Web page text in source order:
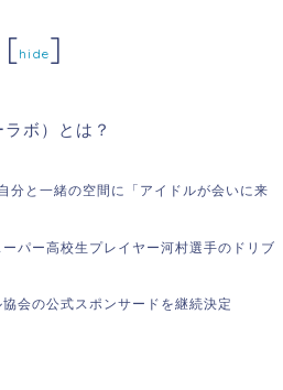
[hide]
ボ）とは？
分と一緒の空間に「アイドルが会いに来
パー高校生プレイヤー河村選手のドリブ
会の公式スポンサードを継続決定